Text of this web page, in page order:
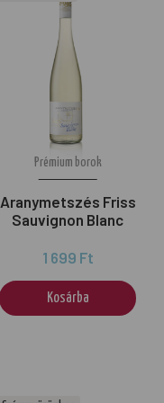
Prémium borok
Aranymetszés Friss
Sauvignon Blanc
1 699 Ft
Kosárba